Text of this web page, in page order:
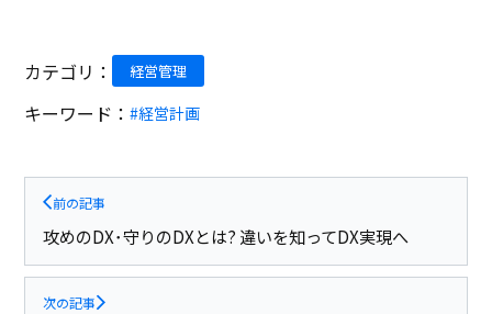
カテゴリ： 経営管理
キーワード：#経営計画
前の記事
攻めのDX･守りのDXとは? 違いを知ってDX実現へ
次の記事